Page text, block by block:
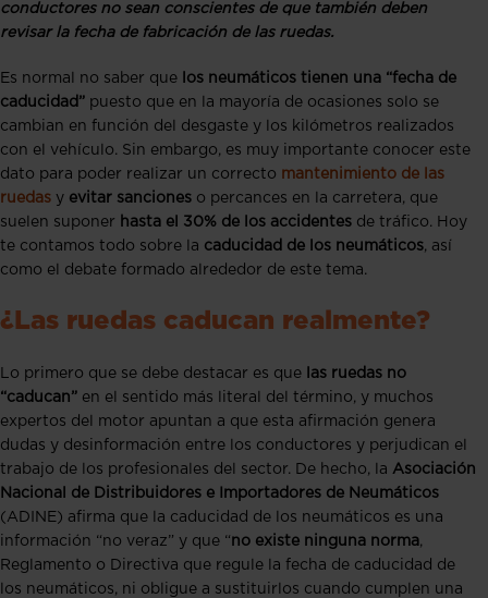
conductores no sean conscientes de que también deben
revisar la fecha de fabricación de las ruedas.
Es normal no saber que los neumáticos tienen una “fecha de
caducidad” puesto que en la mayoría de ocasiones solo se
cambian en función del desgaste y los kilómetros realizados
con el vehículo. Sin embargo, es muy importante conocer este
dato para poder realizar un correcto mantenimiento de las
ruedas y evitar sanciones o percances en la carretera, que
suelen suponer hasta el 30% de los accidentes de tráfico. Hoy
te contamos todo sobre la caducidad de los neumáticos, así
como el debate formado alrededor de este tema.
¿Las ruedas caducan realmente?
Lo primero que se debe destacar es que las ruedas no
“caducan” en el sentido más literal del término, y muchos
expertos del motor apuntan a que esta afirmación genera
dudas y desinformación entre los conductores y perjudican el
trabajo de los profesionales del sector. De hecho, la Asociación
Nacional de Distribuidores e Importadores de Neumáticos
(ADINE) afirma que la caducidad de los neumáticos es una
información “no veraz” y que “ no existe ninguna norma,
Reglamento o Directiva que regule la fecha de caducidad de
los neumáticos, ni obligue a sustituirlos cuando cumplen una